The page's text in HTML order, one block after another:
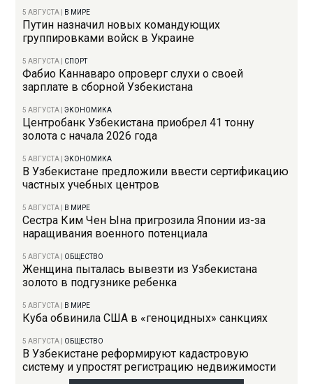
5 АВГУСТА В МИРЕ
Путин назначил новых командующих
группировками войск в Украине
5 АВГУСТА СПОРТ
Фабио Каннаваро опроверг слухи о своей
зарплате в сборной Узбекистана
5 АВГУСТА |ЭКОНОМИКА
Центробанк Узбекистана приобрел 41 тонну
золота с начала 2026 года
5 АВГУСТА |ЭКОНОМИКА
В Узбекистане предложили ввести сертификацию
частных учебных центров
5 АВГУСТА В МИРЕ
Сестра Ким Чен Ына пригрозила Японии из-за
наращивания военного потенциала
5 АВГУСТА ОБЩЕСТВО
Женщина пыталась вывезти из Узбекистана
золото в подгузнике ребенка
5 АВГУСТА В МИРЕ
Куба обвинила США в «геноцидных» санкциях
5 АВГУСТА ОБЩЕСТВО
В Узбекистане реформируют кадастровую
систему и упростят регистрацию недвижимости